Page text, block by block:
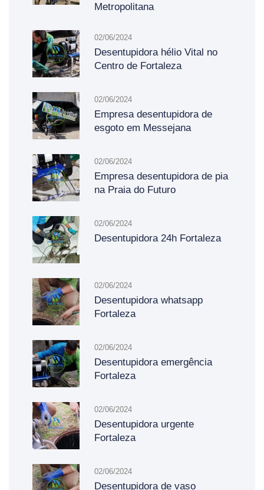
Metropolitana
02/06/2024
Desentupidora hélio Vital no
Centro de Fortaleza
02/06/2024
Empresa desentupidora de
esgoto em Messejana
02/06/2024
Empresa desentupidora de pia
na Praia do Futuro
02/06/2024
Desentupidora 24h Fortaleza
02/06/2024
Desentupidora whatsapp
Fortaleza
02/06/2024
Desentupidora emergência
Fortaleza
02/06/2024
Desentupidora urgente
Fortaleza
02/06/2024
Desentupidora de vaso